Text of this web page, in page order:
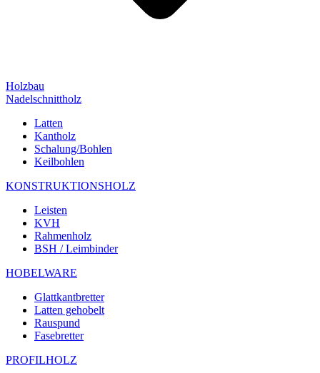
Holzbau
Nadelschnittholz
Latten
Kantholz
Schalung/Bohlen
Keilbohlen
KONSTRUKTIONSHOLZ
Leisten
KVH
Rahmenholz
BSH / Leimbinder
HOBELWARE
Glattkantbretter
Latten gehobelt
Rauspund
Fasebretter
PROFILHOLZ